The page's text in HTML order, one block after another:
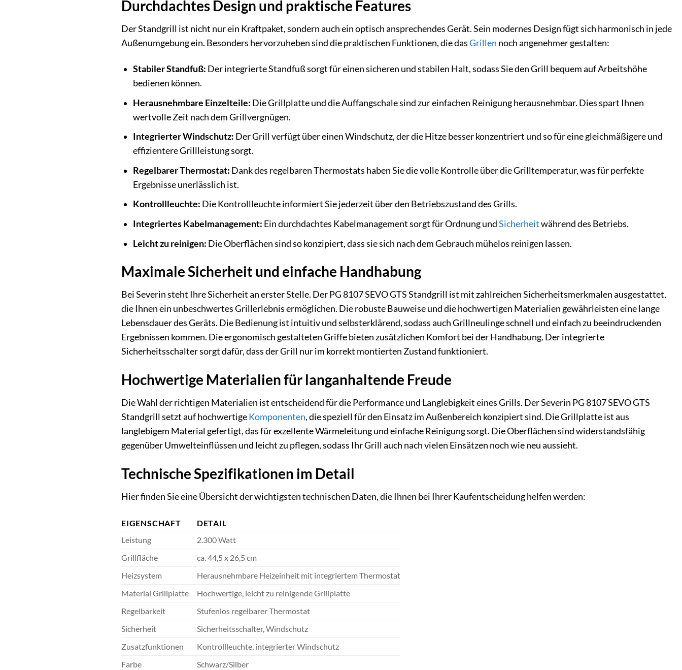
Durchdachtes Design und praktische Features
Der Standgrill ist nicht nur ein Kraftpaket, sondern auch ein optisch ansprechendes Gerät. Sein modernes Design fügt sich harmonisch in jede
Außenumgebung ein. Besonders hervorzuheben sind die praktischen Funktionen, die dasGrillen noch angenehmer gestalten:
Stabiler Standfuß: Der integrierte Standfuß sorgt für einen sicheren und stabilen Halt, sodass Sie den Grill bequem auf Arbeitshöhe
bedienen können.
Herausnehmbare Einzelteile: Die Grillplatte und die Auffangschale sind zur einfachen Reinigung herausnehmbar. Dies spart Ihnen
wertvolle Zeit nach dem Grillvergnügen.
Integrierter Windschutz: Der Grill verfügt über einen Windschutz, der die Hitze besser konzentriert und so für eine gleichmäßigere und
effizientere Grillleistung sorgt.
Regelbarer Thermostat: Dank des regelbaren Thermostats haben Sie die volle Kontrolle über die Grilltemperatur, was für perfekte
Ergebnisse unerlässlich ist.
Kontrollleuchte: Die Kontrollleuchte informiert Sie jederzeit über den Betriebszustand des Grills.
Integriertes Kabelmanagement: Ein durchdachtes Kabelmanagement sorgt für Ordnung undSicherheitwährend des Betriebs.
Leicht zu reinigen: Die Oberflächen sind so konzipiert, dass sie sich nach dem Gebrauch mühelos reinigen lassen.
Maximale Sicherheit und einfache Handhabung
Bei Severin steht Ihre Sicherheit an erster Stelle. Der PG 8107 SEVO GTS Standgrill ist mit zahlreichen Sicherheitsmerkmalen ausgestattet,
die Ihnen ein unbeschwertes Grillerlebnis ermöglichen. Die robuste Bauweise und die hochwertigen Materialien gewährleisten eine lange
Lebensdauer des Geräts. Die Bedienung ist intuitiv und selbsterklärend, sodass auch Grillneulinge schnell und einfach zu beeindruckenden
Ergebnissen kommen. Die ergonomisch gestalteten Griffe bieten zusätzlichen Komfort bei der Handhabung. Der integrierte
Sicherheitsschalter sorgt dafür, dass der Grill nur im korrekt montierten Zustand funktioniert.
Hochwertige Materialien für langanhaltende Freude
Die Wahl der richtigen Materialien ist entscheidend für die Performance und Langlebigkeit eines Grills. Der Severin PG 8107 SEVO GTS
Standgrill setzt auf hochwertigeKomponenten, die speziell für den Einsatz im Außenbereich konzipiert sind. Die Grillplatte ist aus
langlebigem Material gefertigt, das für exzellente Wärmeleitung und einfache Reinigung sorgt. Die Oberflächen sind widerstandsfähig
gegenüber Umwelteinflüssen und leicht zu pflegen, sodass Ihr Grill auch nach vielen Einsätzen noch wie neu aussieht.
Technische Spezifikationen im Detail
Hier finden Sie eine Übersicht der wichtigsten technischen Daten, die Ihnen bei Ihrer Kaufentscheidung helfen werden:
EIGENSCHAFT
DETAIL
Leistung
2.300 Watt
Grillfläche
ca. 44,5 x 26,5 cm
Heizsystem
Herausnehmbare Heizeinheit mit integriertem Thermostat
Material Grillplatte
Hochwertige, leicht zu reinigende Grillplatte
Regelbarkeit
Stufenlos regelbarer Thermostat
Sicherheit
Sicherheitsschalter, Windschutz
Zusatzfunktionen
Kontrollleuchte, integrierter Windschutz
Farbe
Schwarz/Silber